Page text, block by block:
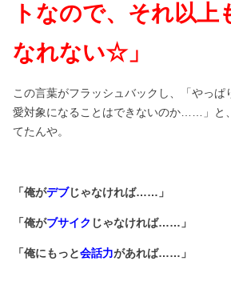
トなので、それ以上
なれない☆」
この言葉がフラッシュバックし、「やっぱ
愛対象になることはできないのか……」と
てたんや。
「俺がデブじゃなければ……」
「俺がブサイク じゃなければ……」
「俺にもっと会話力があれば……」